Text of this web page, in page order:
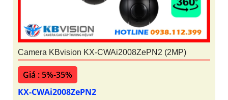
Camera KBvision KX-CWAi2008ZePN2 (2MP)
Giá : 5%-35%
KX-CWAi2008ZePN2